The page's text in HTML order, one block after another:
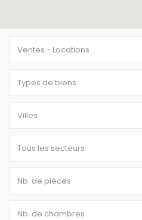
Ventes - Locations
Types de biens
Villes
Tous les secteurs
Nb. de pièces
Nb. de chambres